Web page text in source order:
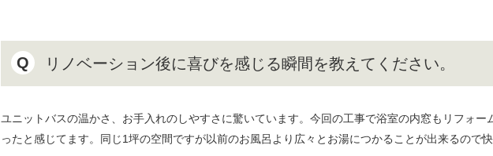
Q リノベーション後に喜びを感じる瞬間を教えてください。
ユニットバスの温かさ、お手入れのしやすさに驚いています。今回の工事で浴室の内窓もリフォー
ったと感じてます。同じ1坪の空間ですが以前のお風呂より広々とお湯につかることが出来るので快